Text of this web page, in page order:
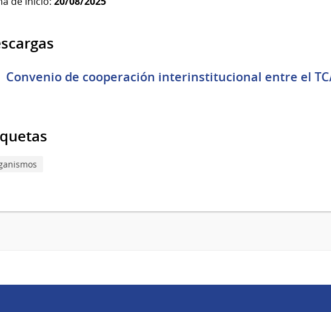
Convenio de cooperación interinstitucional entre el